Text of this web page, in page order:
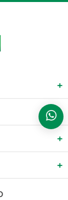
+
+
+
+